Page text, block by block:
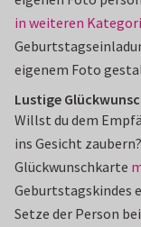
in weiteren
eigenem Foto
Lustige
Willst du dem
ins Gesicht
Glückwunschkarte
Geburtstagskindes
Setze der Person